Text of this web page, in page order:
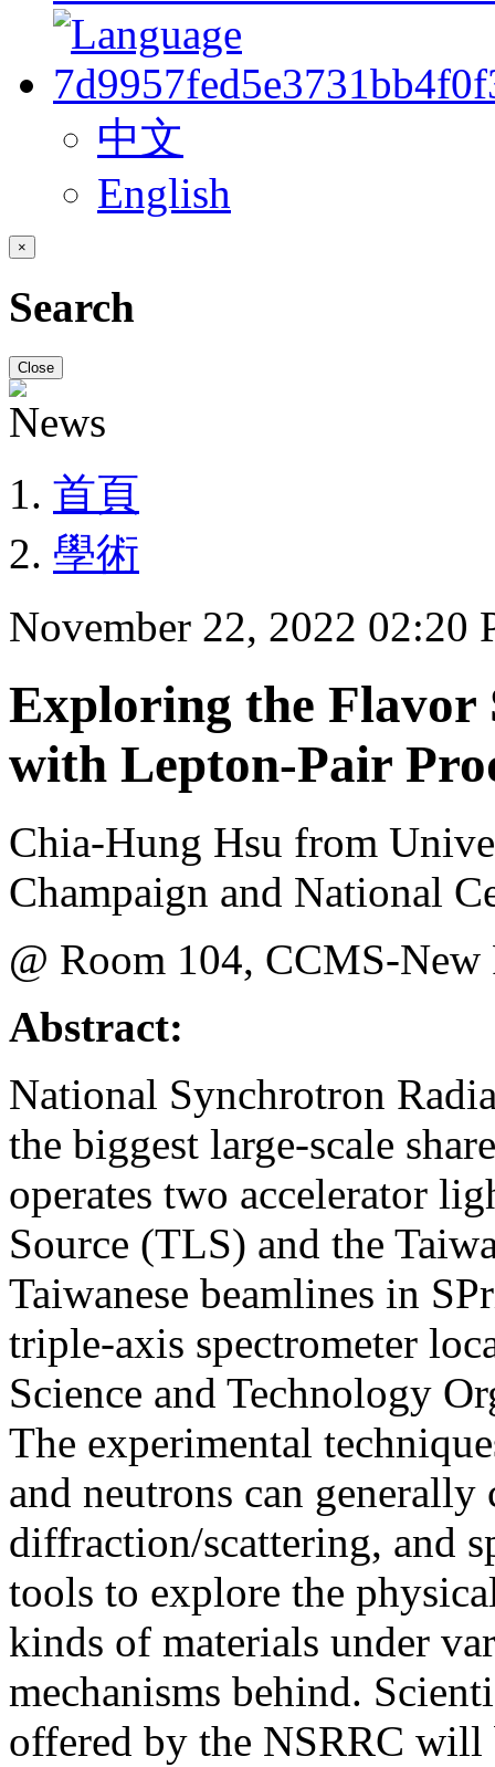
中文
English
×
Search
Close
首頁
學術
November 22, 2022 02:20
Exploring the Flavor
with Lepton-Pair
Chia-Hung Hsu from
Champaign and National
@ Room 104, CCMS-
Abstract:
National Synchrotron
the biggest large-scale
operates two accelerator
Source (TLS) and the
Taiwanese beamlines in
triple-axis spectrometer
Science and Technology
The experimental
and neutrons can
diffraction/scattering, and
tools to explore the
kinds of materials under
mechanisms behind.
offered by the NSRRC will